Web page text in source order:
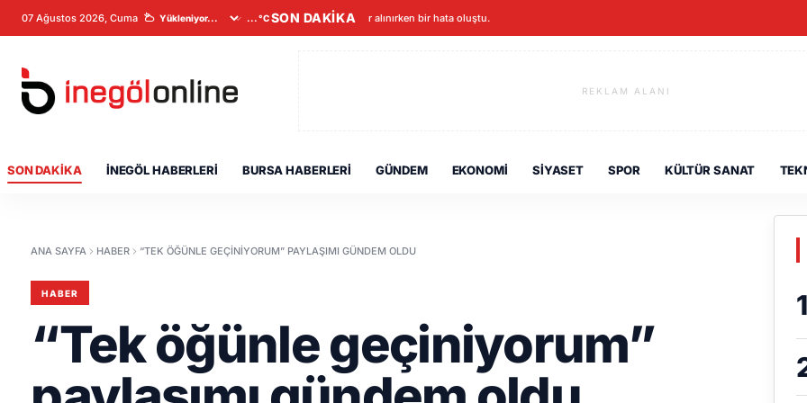
07 Ağustos 2026, Cuma ...°CSON DAKİKAVeriler alınırken bir hata oluştu.
REKLAM ALANI
SON DAKIKA İNEGÖL HABERLERI BURSA HABERLERI GÜNDEM EKONOMI SIYASET SPOR KÜLTÜR SANAT
ANA SAYFA HABER “TEK ÖĞÜNLE GEÇINIYORUM” PAYLAŞIMI GÜNDEM OLDU
HABER
“Tek öğünle geçiniyorum”
1